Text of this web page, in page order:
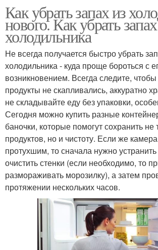
Как убрать запах из
нового. Как убрать
холодильника
Не всегда получается быстро убрать
холодильника - куда проще бороться с
возникновением. Всегда следите,
продукты не скапливались, аккуратно
не складывайте еду без упаковки,
Сегодня можно купить разные
баночки, которые помогут сохранить не
продуктов, но и чистоту. Если же
протухшим, то сначала нужно
очистить стенки (если необходимо, то
размораживать морозилку), а затем
протяжении нескольких часов.